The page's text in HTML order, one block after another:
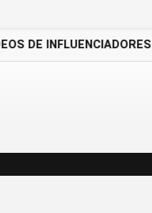
DE INFLUENCIADORES